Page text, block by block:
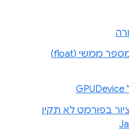
מיזוג של מרקמים מסוג מספר ממשי (float)
בפורמט לא תקין